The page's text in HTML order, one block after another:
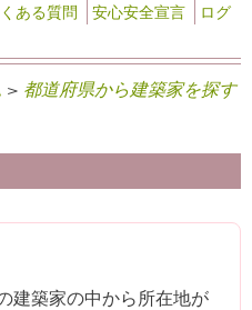
ある質問 安心安全宣言
ログ
> 都道府県から建築家を探す
建築家の中から所在地が